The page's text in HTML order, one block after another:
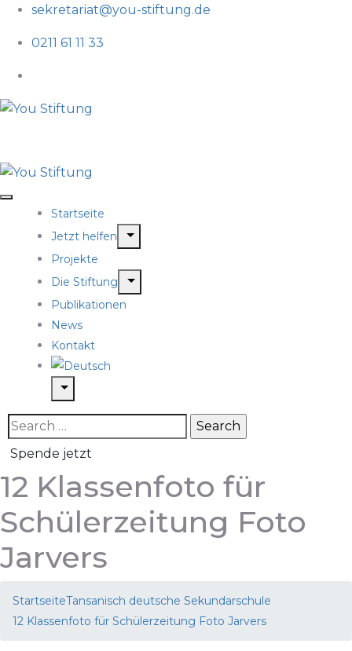
sekretariat@you-stiftung.de
0211 61 11 33
Startseite
Jetzt helfen
Projekte
Die Stiftung
Publikationen
News
Kontakt
Spende jetzt
12 Klassenfoto für
Schülerzeitung Foto
Jarvers
StartseiteTansanisch deutsche Sekundarschule
12 Klassenfoto für Schülerzeitung Foto Jarvers